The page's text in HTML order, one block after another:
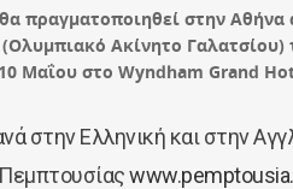
πραγματοποιηθεί στην Αθήνα
Ακίνητο
Μαΐου στο Wyndham Grand
στην Ελληνική και στην